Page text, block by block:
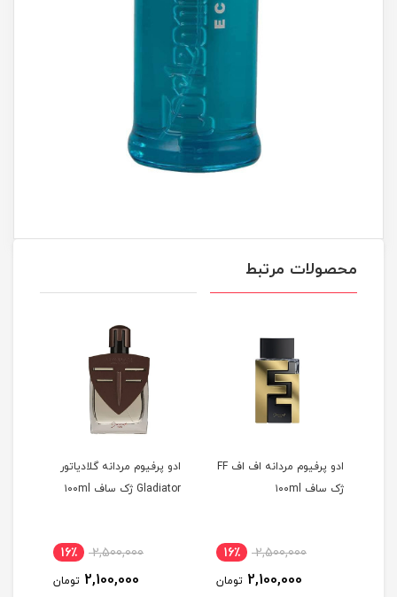
محصولات مرتبط
ادو پرفیوم مردانه اف اف FF
ژک ساف ۱۰۰ml
2,500,000 16٪
2,100,000 تومان
ادو پرفیوم مردانه گلادیاتور
Gladiator ژک ساف ۱۰۰ml
2,500,000 16٪
2,100,000 تومان